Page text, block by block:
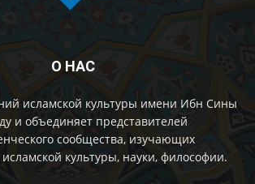
О НАС
исламской культуры имени Ибн Сины
и объединяет представителей
сообщества, изучающих
культуры, науки, философии.